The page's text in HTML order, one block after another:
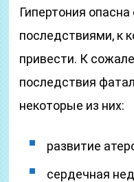
Гипертония
последствиями, к
привести. К
последствия
некоторые из них:
развитие
сердечная